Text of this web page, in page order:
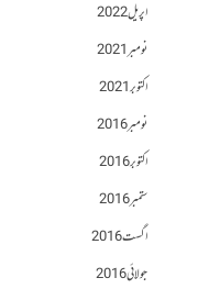
اپریل 2022
نومبر 2021
اکتوبر 2021
نومبر 2016
اکتوبر 2016
ستمبر 2016
اگست 2016
جولائی 2016